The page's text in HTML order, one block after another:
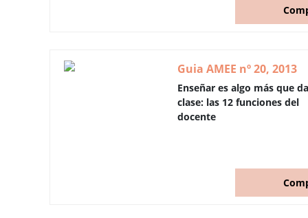
Guia AMEE nº 20, 2013
Enseñar es algo más que
clase: las 12 funciones del
docente